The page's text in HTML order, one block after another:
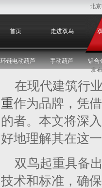
北
首页 走进双鸟
环链电动葫芦 手动葫芦 铝合
发
在现代建筑行
重作为品牌，凭
的者。本文将深
好地理解其在这
双鸟起重具备
技术和标准，确